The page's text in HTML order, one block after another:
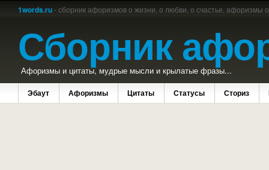
1words.ru- сборник афоризмов о жизни, о любви, о счастье,
Сборник
Афоризмы и цитаты, мудрые мысли и крылатые фразы...
Эбаут Афоризмы Цитаты Статусы Сториз